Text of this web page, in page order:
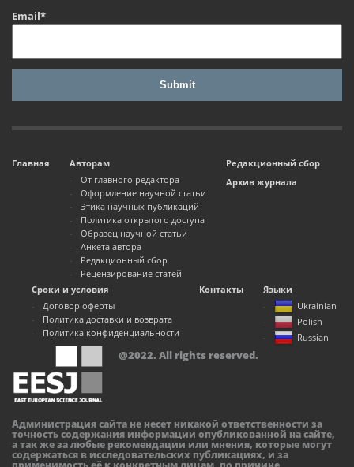
Email*
Главная
Авторам
От главного редактора
Оформление научной статьи
Этика научных публикаций
Политика открытого доступа
Образец научной статьи
Анкета автора
Редакционный сбор
Рецензирование статей
Редакционный сбор
Архив журнала
Сроки и условия
Договор оферты
Политика доставки и возврата
Политика конфиденциальности
Контакты
Языки
Ukrainian
Polish
Russian
@2022. All rights reserved.
Администрация сайта не несет никакой ответственности за
точность содержания информации опубликованной на сайте,
а так же за любые рекомендации или мнения, которые могут
содержаться в исследовательских публикациях, и за